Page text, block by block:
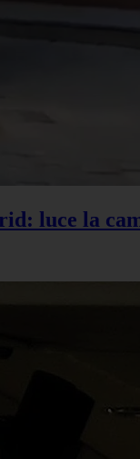
luce la